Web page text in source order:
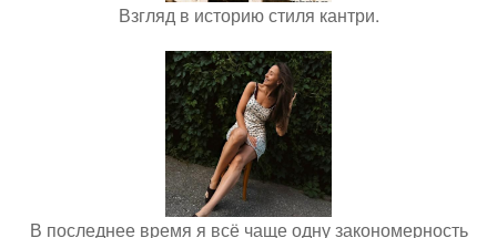
Взгляд в историю стиля кантри.
В последнее время я всё чаще одну закономерность